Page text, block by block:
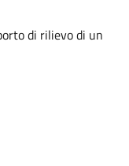
di rilievo di un